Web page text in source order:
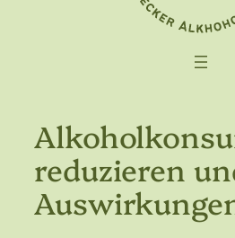
reduzieren